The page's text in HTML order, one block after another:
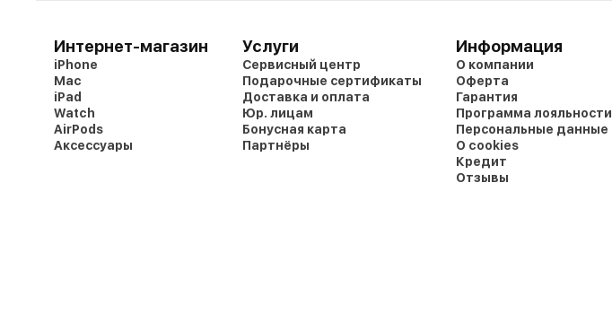
Интернет-магазин
iPhone
Mac
iPad
Watch
AirPods
Аксессуары
Услуги
Сервисный центр
Подарочные сертификаты
Доставка и оплата
Юр. лицам
Бонусная карта
Партнёры
Информация
О компании
Оферта
Гарантия
Программа лояльности
Персональные данные
О cookies
Кредит
Отзывы